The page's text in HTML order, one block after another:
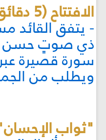
الافتتاح (5 دقائق):
- يتفق القائد
ذي صوتٍ حسن
سورة قصيرة
ويطلب من
"ثواب الإحسان" (15